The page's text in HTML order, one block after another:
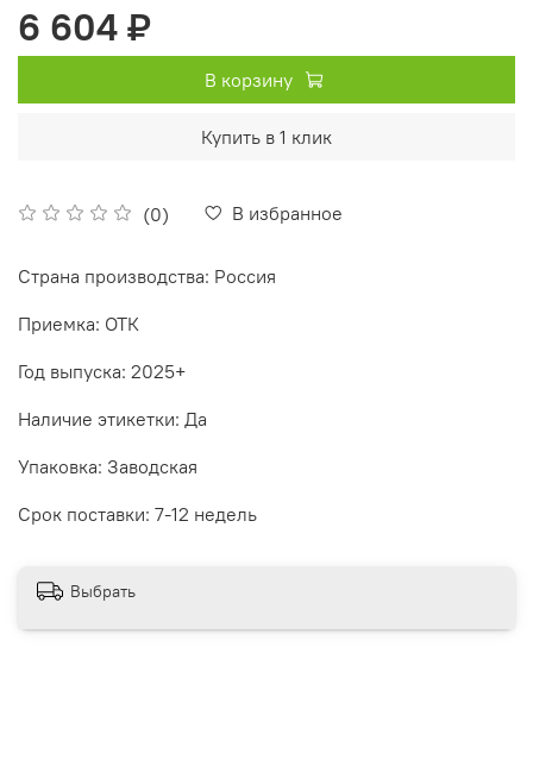
(0) В избранное
6 604 ₽
В корзину
Купить в 1 клик
Страна производства: Россия
Приемка: ОТК
Год выпуска: 2025+
Наличие этикетки: Да
Упаковка: Заводская
Срок поставки: 7-12 недель
Выбрать